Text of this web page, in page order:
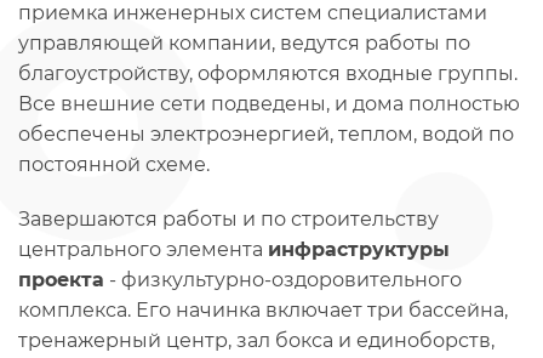
приемка инженерных систем специалистами
управляющей компании, ведутся работы по
благоустройству, оформляются входные группы.
Все внешние сети подведены, и дома полностью
обеспечены электроэнергией, теплом, водой по
постоянной схеме.
Завершаются работы и по строительству
центрального элемента инфраструктуры
проекта - физкультурно-оздоровительного
комплекса. Его начинка включает три бассейна,
тренажерный центр, зал бокса и единоборств,